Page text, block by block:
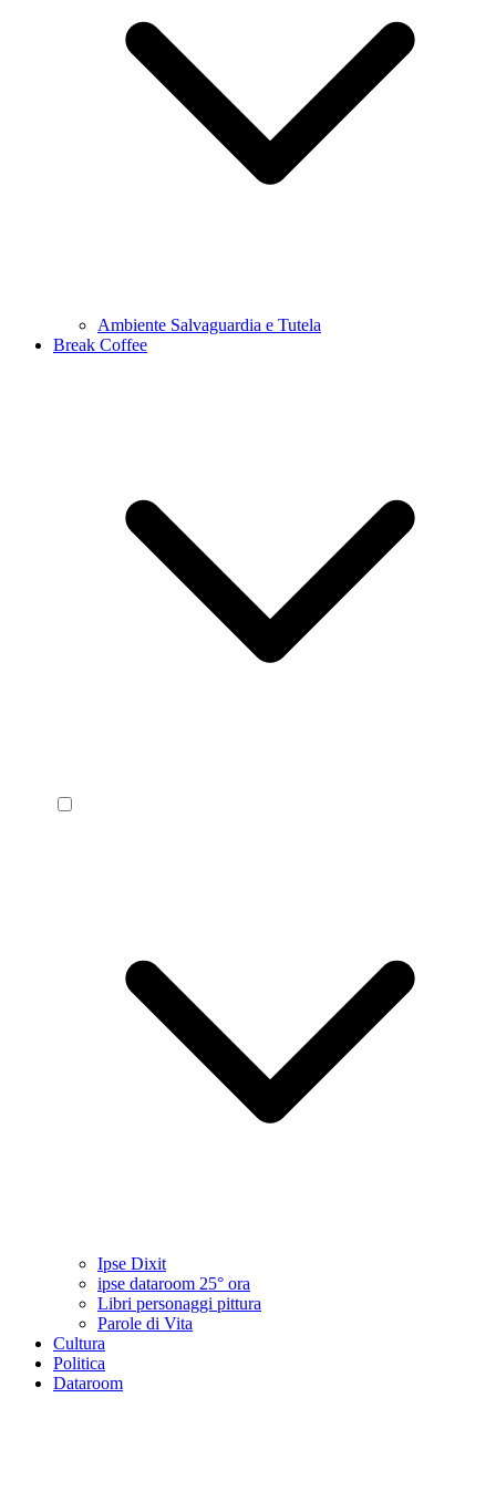
Ambiente Salvaguardia e Tutela
Break Coffee
Ipse Dixit
ipse dataroom 25° ora
Libri personaggi pittura
Parole di Vita
Cultura
Politica
Dataroom